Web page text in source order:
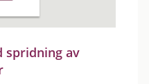
spridning av